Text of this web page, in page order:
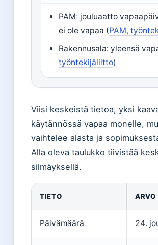
PAM: jouluaatto
ei ole vapaa (PAM,
Rakennusala: yleensä
työntekijäliitto)
Viisi keskeistä tietoa, yksi
käytännössä vapaa monelle,
vaihtelee alasta ja
Alla oleva taulukko tiivistää
silmäyksellä.
TIETO ARVO
Päivämäärä 24.